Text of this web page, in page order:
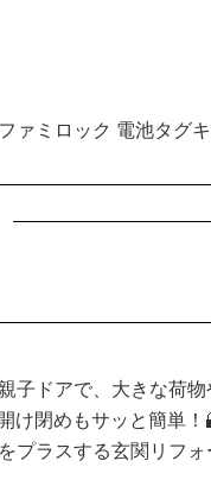
ミロック 電池タグ
子ドアで、大きな荷
け閉めもサッと簡単
プラスする玄関リフ